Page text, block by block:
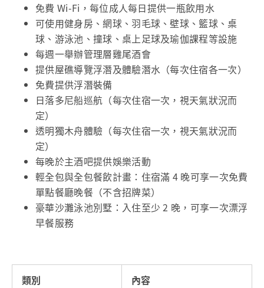
免費 Wi-Fi，每位成人每日提供一瓶飲用水
可使用健身房、網球、羽毛球、壁球、籃球、桌
球、游泳池、撞球、桌上足球及瑜伽課程等設施
每週一舉辦管理層雞尾酒會
提供屋礁導覽浮潛及體驗潛水（每次住宿各一次）
免費提供浮潛裝備
日落多尼船巡航（每次住宿一次，視天氣狀況而
定）
透明獨木舟體驗（每次住宿一次，視天氣狀況而
定）
每晚於主酒吧提供娛樂活動
輕全包與全包餐飲計畫：住宿滿 4 晚可享一次免費
單點餐廳晚餐（不含招牌菜）
豪華沙灘泳池別墅：入住至少 2 晚，可享一次漂浮
早餐服務
類別 內容